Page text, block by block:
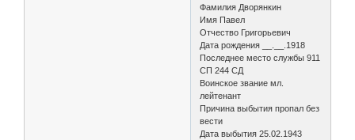
Фамилия Дворянкин
Имя Павел
Отчество Григорьевич
Дата рождения __.__.1918
Последнее место службы 911
СП 244 СД
Воинское звание мл.
лейтенант
Причина выбытия пропал без
вести
Дата выбытия 25.02.1943